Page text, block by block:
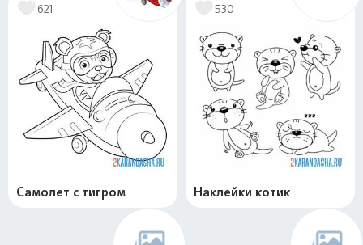
621
Самолет с тигром
530
Наклейки котик